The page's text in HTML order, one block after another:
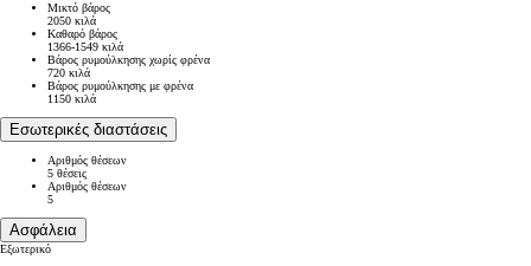
Μικτό βάρος
2050 κιλά
Καθαρό βάρος
1366-1549 κιλά
Βάρος ρυμούλκησης χωρίς φρένα
720 κιλά
Βάρος ρυμούλκησης με φρένα
1150 κιλά
Εσωτερικές διαστάσεις
Αριθμός θέσεων
5 θέσεις
Αριθμός θέσεων
5
Ασφάλεια
Εξωτερικό